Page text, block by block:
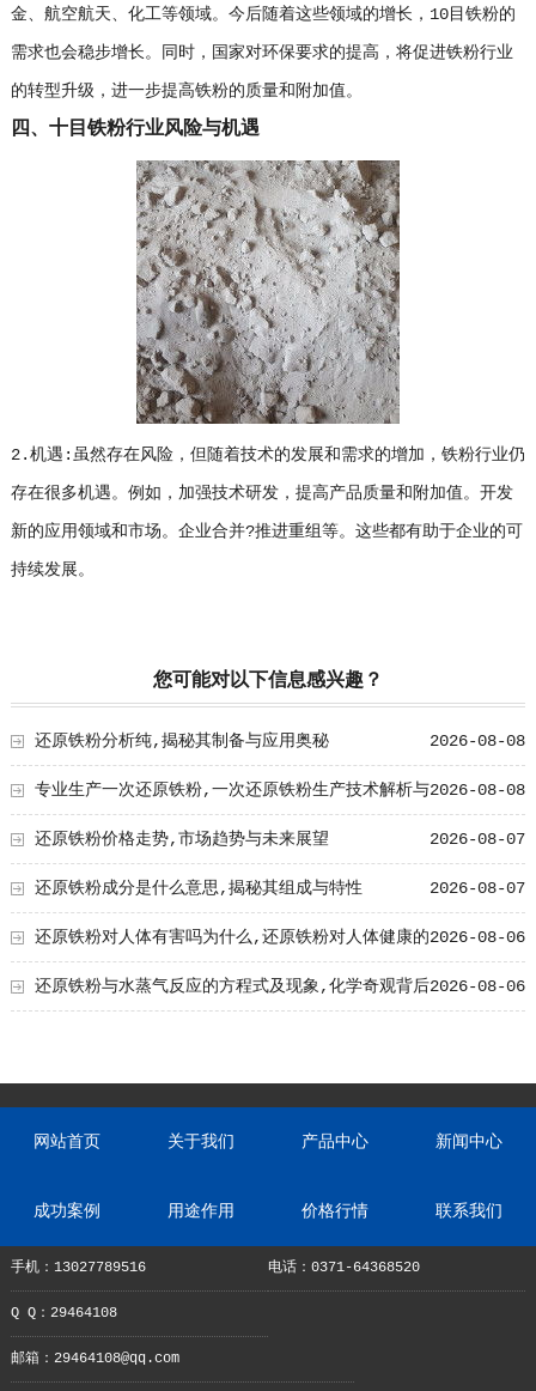
金、航空航天、化工等领域。今后随着这些领域的增长，10目铁粉的
需求也会稳步增长。同时，国家对环保要求的提高，将促进铁粉行业
的转型升级，进一步提高铁粉的质量和附加值。
四、十目铁粉行业风险与机遇
2.机遇:虽然存在风险，但随着技术的发展和需求的增加，铁粉行业仍
存在很多机遇。例如，加强技术研发，提高产品质量和附加值。开发
新的应用领域和市场。企业合并?推进重组等。这些都有助于企业的可
持续发展。
您可能对以下信息感兴趣？
2026-08-08
还原铁粉分析纯,揭秘其制备与应用奥秘
2026-08-08
专业生产一次还原铁粉,一次还原铁粉生产技术解析与
工艺创新 2026-08-07
还原铁粉价格走势,市场趋势与未来展望
2026-08-07
还原铁粉成分是什么意思,揭秘其组成与特性
2026-08-06
还原铁粉对人体有害吗为什么,还原铁粉对人体健康的
影响及原因解析 2026-08-06
还原铁粉与水蒸气反应的方程式及现象,化学奇观背后
网站首页 关于我们 产品中心 新闻中心
成功案例 用途作用 价格行情 联系我们
手机：13027789516 电话：0371-64368520
Q Q：29464108
邮箱：29464108@qq.com